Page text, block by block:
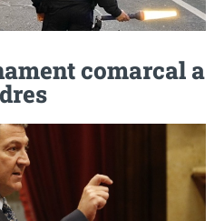
comarcal a